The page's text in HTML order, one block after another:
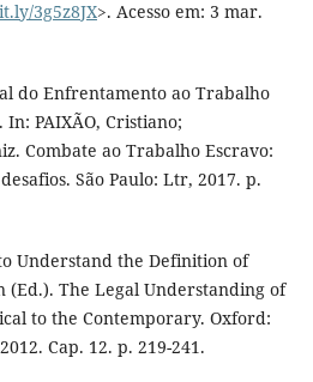
3g5z8JX>. Acesso em: 3 mar.
do Enfrentamento ao Trabalho
PAIXÃO, Cristiano;
Combate ao Trabalho Escravo:
São Paulo: Ltr, 2017. p.
Understand the Definition of
(Ed.). The Legal Understanding of
to the Contemporary. Oxford:
Cap. 12. p. 219-241.